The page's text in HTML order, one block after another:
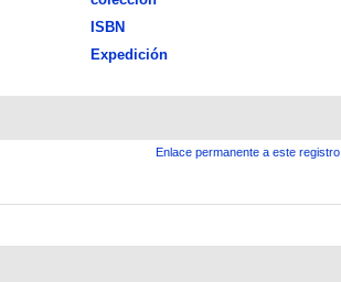
ISBN
Expedición
Enlace permanente a este registro